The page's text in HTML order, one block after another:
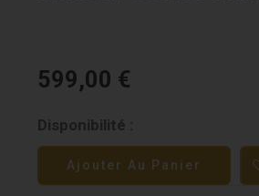
599,00 €
Disponibilité :
quantité
de
Cymbale
Ajouter Au Panier